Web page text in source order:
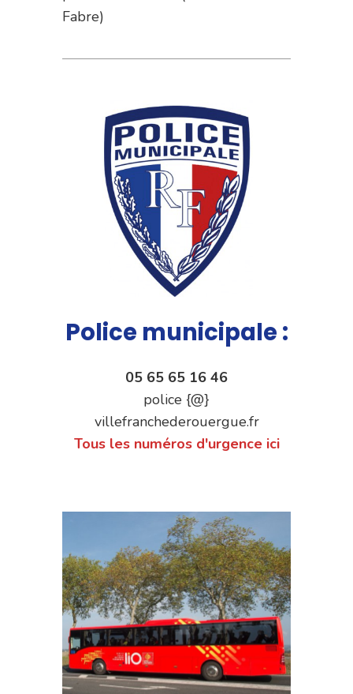
Fabre)
Police municipale :
05 65 65 16 46
police {@}
villefranchederouergue.fr
Tous les numéros d'urgence ici